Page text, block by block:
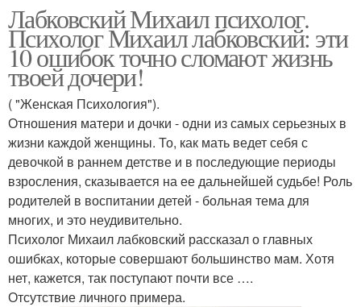
Лабковский Михаил психолог.
Психолог Михаил лабковский: эти
10 ошибок точно сломают жизнь
твоей дочери!
( "Женская Психология").
Отношения матери и дочки - одни из самых серьезных в
жизни каждой женщины. То, как мать ведет себя с
девочкой в раннем детстве и в последующие периоды
взросления, сказывается на ее дальнейшей судьбе! Роль
родителей в воспитании детей - больная тема для
многих, и это неудивительно.
Психолог Михаил лабковский рассказал о главных
ошибках, которые совершают большинство мам. Хотя
нет, кажется, так поступают почти все ….
Отсутствие личного примера.